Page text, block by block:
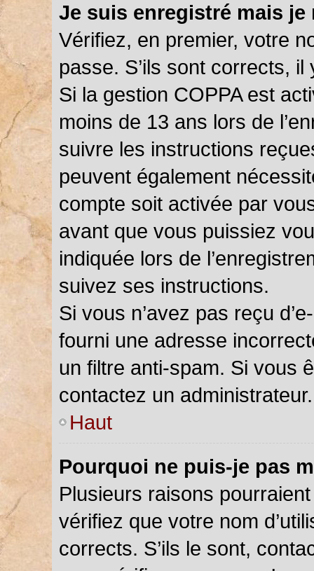
Je suis enregistré mais
Vérifiez, en premier, votre
passe. S’ils sont corrects,
Si la gestion COPPA est
moins de 13 ans lors de
suivre les instructions
peuvent également
compte soit activée par
avant que vous puissiez
indiquée lors de
suivez ses instructions.
Si vous n’avez pas reçu
fourni une adresse
un filtre anti-spam. Si vous
contactez un administrateur.
Haut
Pourquoi ne puis-je pas
Plusieurs raisons
vérifiez que votre nom
corrects. S’ils le sont,